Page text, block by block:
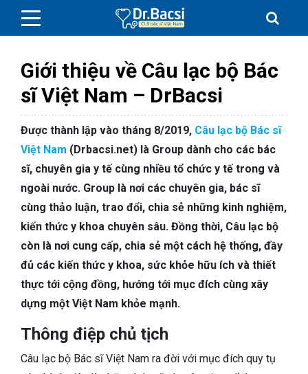
BỆNH DA LIỄU
BỆNH PHỤ KHOA
BỆNH XƯƠNG KHỚP
SỨC KHỎE GIỚI TÍNH
TIÊU HÓA
Giới thiệu về Câu lạc bộ Bác
sĩ Việt Nam – DrBacsi
Được thành lập vào tháng 8/2019, Câu lạc bộ Bác sĩ
Việt Nam (Drbacsi.net) là Group dành cho các bác
sĩ, chuyên gia y tế cùng nhiều tổ chức y tế trong và
ngoài nước. Group là nơi các chuyên gia, bác sĩ
cùng thảo luận, trao đổi, chia sẻ những kinh nghiệm,
kiến thức y khoa chuyên sâu. Đồng thời, Câu lạc bộ
còn là nơi cung cấp, chia sẻ một cách hệ thống, đầy
đủ các kiến thức y khoa, sức khỏe hữu ích và thiết
thực tới cộng đồng, hướng tới mục đích cùng xây
dựng một Việt Nam khỏe mạnh.
Thông điệp chủ tịch
Câu lạc bộ Bác sĩ Việt Nam ra đời với mục đích quy tụ